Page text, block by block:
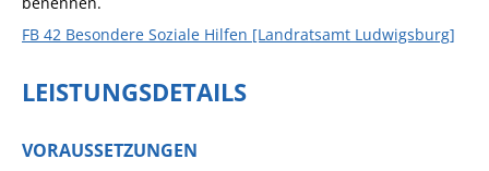
Formulare
Mängelmeldung online
FB 42 Besondere Soziale Hilfen [Landratsamt Ludwigsburg]
LEISTUNGSDETAILS
VORAUSSETZUNGEN